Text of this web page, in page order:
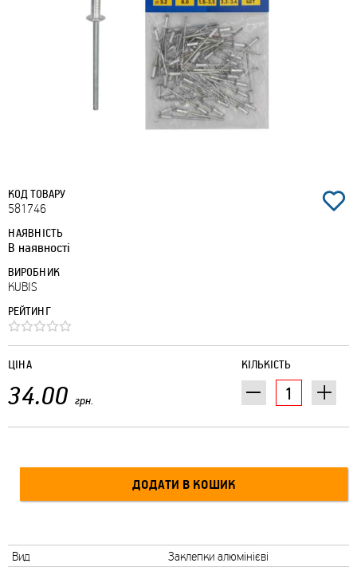
КОД ТОВАРУ
581746
НАЯВНІСТЬ
В наявності
ВИРОБНИК
KUBIS
РЕЙТИНГ
КІЛЬКІСТЬ
ЦІНА
34.00 грн.
Вид
Заклепки алюмінієві